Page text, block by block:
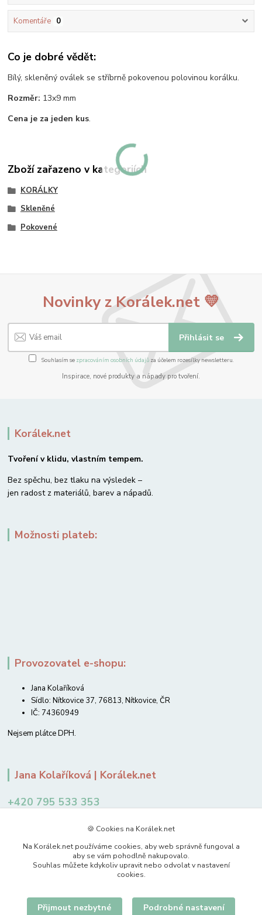
Komentáře 0
Co je dobré vědět:
Bílý, skleněný oválek se stříbrně pokovenou polovinou korálku.
Rozměr: 13x9 mm
Cena je za jeden kus.
Zboží zařazeno v kategoriích
KORÁLKY
Skleněné
Pokovené
Novinky z Korálek.net 💛
Přihlásit se
Souhlasím se zpracováním osobních údajůza účelem rozesílky newsletteru.
Inspirace, nové produkty a nápady pro tvoření.
Korálek.net
Tvoření v klidu, vlastním tempem.
Bez spěchu, bez tlaku na výsledek –
jen radost z materiálů, barev a nápadů.
Možnosti plateb:
Provozovatel e-shopu:
Jana Kolaříková
Sídlo: Nítkovice 37, 76813, Nítkovice, ČR
IČ: 74360949
Nejsem plátce DPH.
Jana Kolaříková | Korálek.net
+420 795 533 353
🍪 Cookies na Korálek.net
Na Korálek.net používáme cookies, aby web správně fungoval a
aby se vám pohodlně nakupovalo.
Souhlas můžete kdykoliv upravit nebo odvolat v nastavení
cookies.
Přijmout nezbytné Podrobné nastavení